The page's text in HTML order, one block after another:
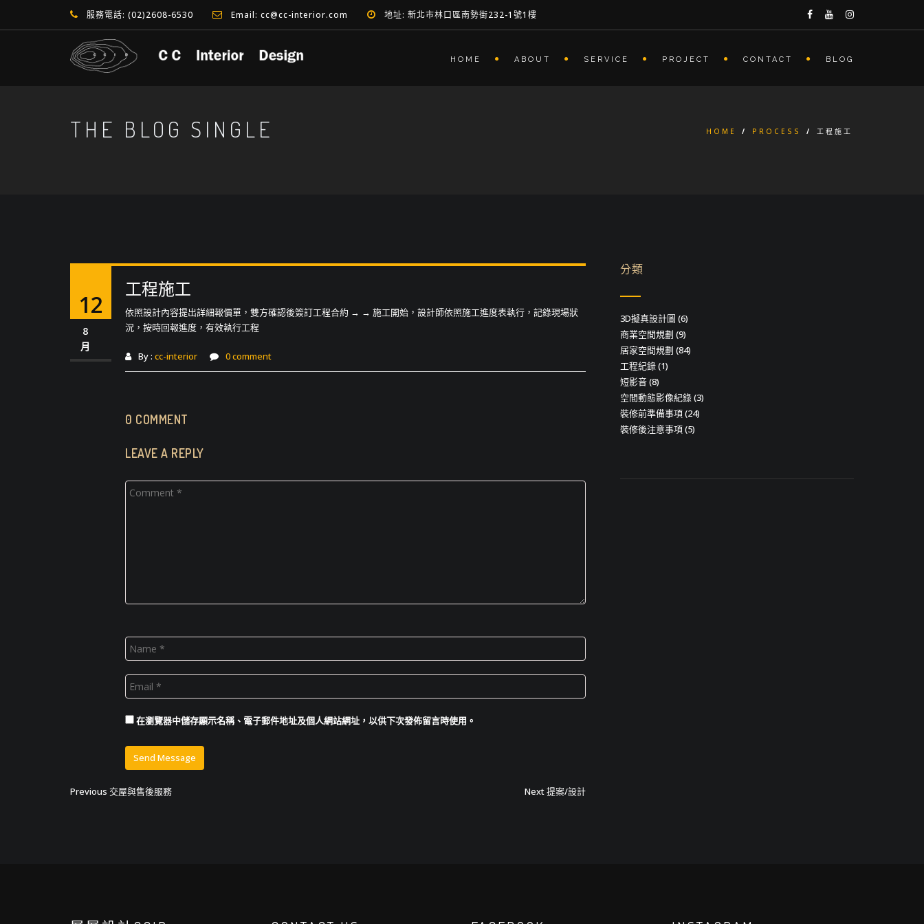
服務電話: (02)2608-6530 Email: cc@cc-interior.com 地址: 新北市林口區南勢街232-1號1樓
HOME ABOUT SERVICE PROJECT CONTACT BLOG
THE BLOG SINGLE HOME / PROCESS / 工程施工
12
8
月
工程施工
依照設計內容提出詳細報價單，雙方確認後簽訂工程合約 → → 施工開始，設計師依照施工進度表執行，記錄現場狀
況，按時回報進度，有效執行工程
By : cc-interior 0 comment
0 COMMENT
LEAVE A REPLY
在瀏覽器中儲存顯示名稱、電子郵件地址及個人網站網址，以供下次發佈留言時使用。
文
Previous Previous
交屋與售後服務 NextNext
提案/設計
分類
3D擬真設計圖 (6)
商業空間規劃 (9)
居家空間規劃 (84)
工程紀錄(1)
短影音(8)
空間動態影像紀錄(3)
裝修前準備事項(24)
裝修後注意事項(5)